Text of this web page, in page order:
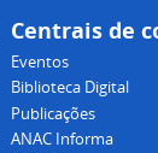
Centrais de
Eventos
Biblioteca Digital
Publicações
ANAC Informa